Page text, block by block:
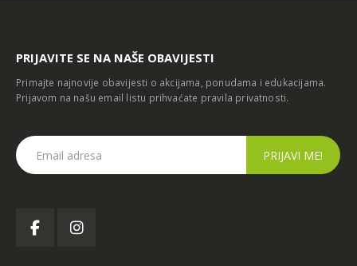
PRIJAVITE SE NA NAŠE OBAVIJESTI
Primajte najnovije obavijesti o akcijama, ponudama i edukacijama.
Prijavom na našu email listu prihvaćate pravila privatnosti.